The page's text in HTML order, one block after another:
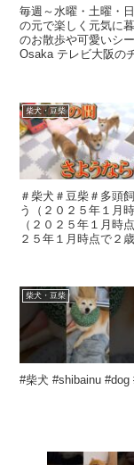
毎週～水曜・土曜・
の元で楽しく元気に
のお散歩や可愛いシ
Osaka テレビ大阪の
柴犬・豆柴
＃柴犬＃豆柴＃多
う（２０２５年１月
（２０２５年１月時
２５年１月時点で２
柴犬・豆柴
#柴犬 #shibainu #dog